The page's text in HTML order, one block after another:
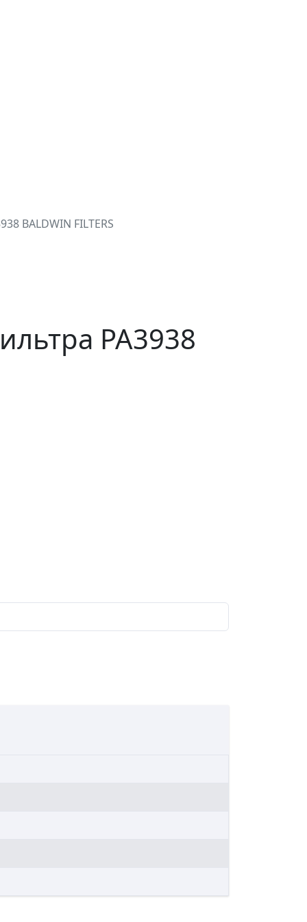
BALDWIN FILTERS
PA3938